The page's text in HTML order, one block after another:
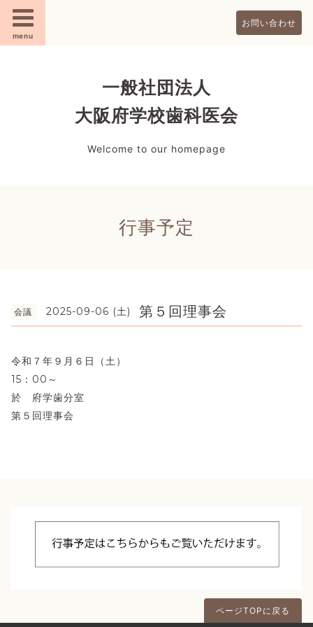
menu
お問い合わせ
一般社団法人
大阪府学校歯科医会
Welcome to our homepage
行事予定
会議 2025-09-06 (土) 第５回理事会
令和７年９月６日（土）
15：00～
於 府学歯分室
第５回理事会
ページTOPに戻る